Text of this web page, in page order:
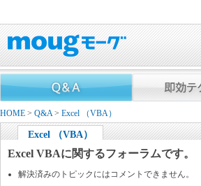
HOME > Q&A> Excel （VBA）
Excel （VBA）
Excel VBAに関するフォーラムです。
解決済みのトピックにはコメントできません。